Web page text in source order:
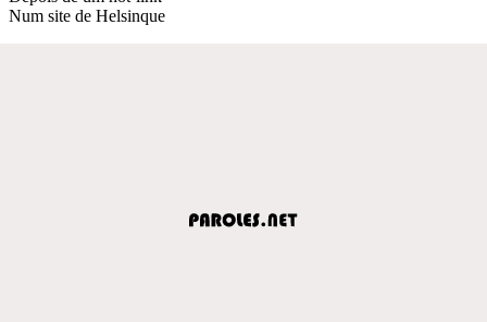
Num site de Helsinque